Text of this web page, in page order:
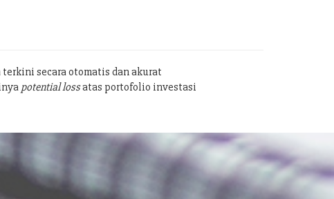
secara otomatis dan akurat
potential lossatas portofolio investasi